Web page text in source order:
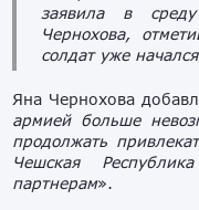
заявила в
Чернохова,
солдат уже
Яна Чернохова
армией больше
продолжать
Чешская
партнерам».